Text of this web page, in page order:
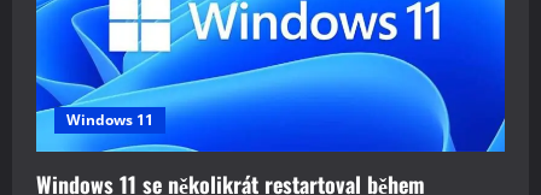
Windows 11
Windows 11 se několikrát restartoval během